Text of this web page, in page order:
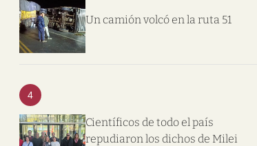
Un camión volcó en la ruta 51
4
Científicos de todo el país
repudiaron los dichos de Milei